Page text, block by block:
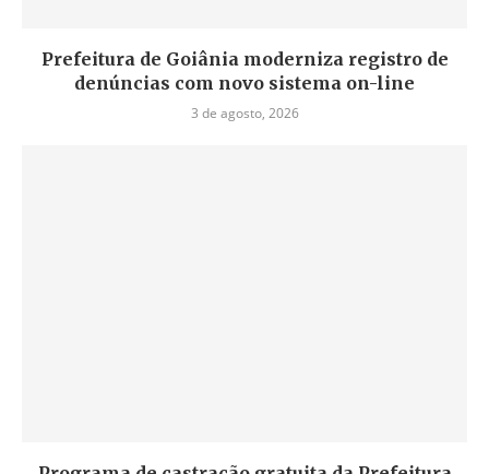
Prefeitura de Goiânia moderniza registro de
denúncias com novo sistema on-line
3 de agosto, 2026